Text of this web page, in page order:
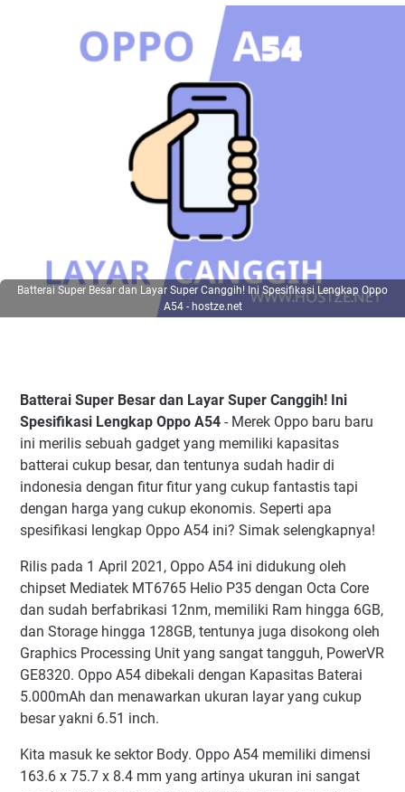
Batterai Super Besar dan Layar Super Canggih! Ini Spesifikasi Lengkap Oppo
A54 - hostze.net
Batterai Super Besar dan Layar Super Canggih! Ini
Spesifikasi Lengkap Oppo A54 - Merek Oppo baru baru
ini merilis sebuah gadget yang memiliki kapasitas
batterai cukup besar, dan tentunya sudah hadir di
indonesia dengan fitur fitur yang cukup fantastis tapi
dengan harga yang cukup ekonomis. Seperti apa
spesifikasi lengkap Oppo A54 ini? Simak selengkapnya!
Rilis pada 1 April 2021, Oppo A54 ini didukung oleh
chipset Mediatek MT6765 Helio P35 dengan Octa Core
dan sudah berfabrikasi 12nm, memiliki Ram hingga 6GB,
dan Storage hingga 128GB, tentunya juga disokong oleh
Graphics Processing Unit yang sangat tangguh, PowerVR
GE8320. Oppo A54 dibekali dengan Kapasitas Baterai
5.000mAh dan menawarkan ukuran layar yang cukup
besar yakni 6.51 inch.
Kita masuk ke sektor Body. Oppo A54 memiliki dimensi
163.6 x 75.7 x 8.4 mm yang artinya ukuran ini sangat